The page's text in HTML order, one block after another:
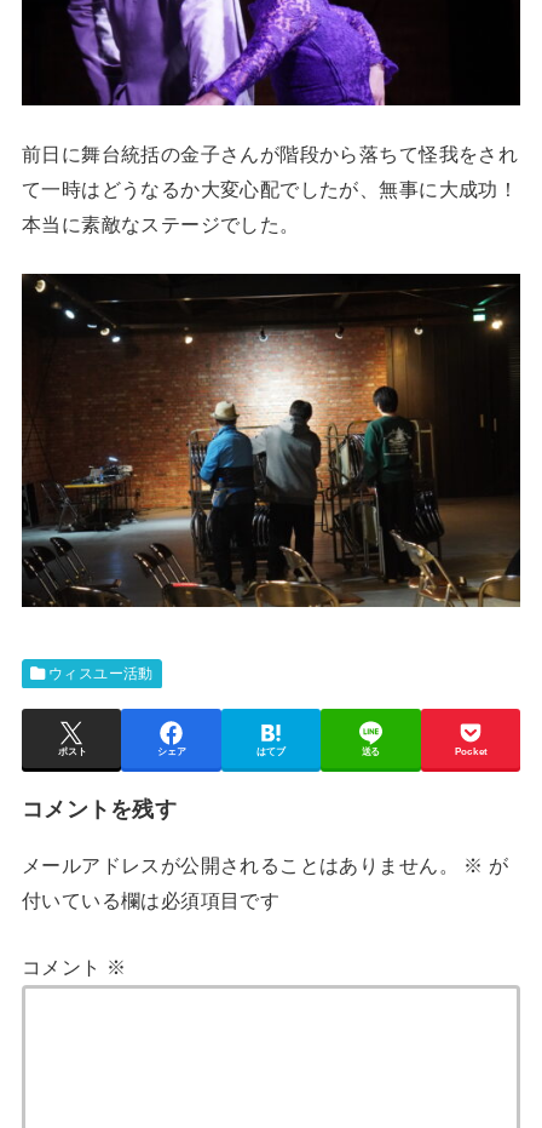
前日に舞台統括の金子さんが階段から落ちて怪我をされ
て一時はどうなるか大変心配でしたが、無事に大成功！
本当に素敵なステージでした。
ウィスユー活動
ポスト シェア はてブ 送る Pocket
コメントを残す
メールアドレスが公開されることはありません。 ※ が
付いている欄は必須項目です
コメント ※